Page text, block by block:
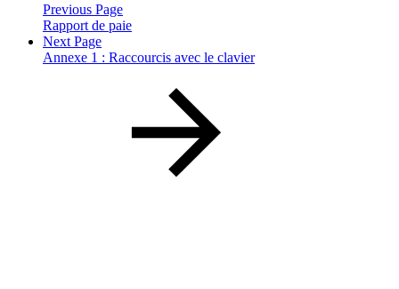
Previous Page
Rapport de paie
Next Page
Annexe 1 : Raccourcis avec le clavier